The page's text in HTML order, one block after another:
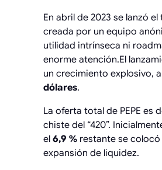
En abril de 2023 se lanzó
creada por un equipo
utilidad intrínseca ni
enorme atención.El
un crecimiento explosivo,
dólares.
La oferta total de PEPE es
chiste del “420”.
el 6,9 % restante se
expansión de liquidez.